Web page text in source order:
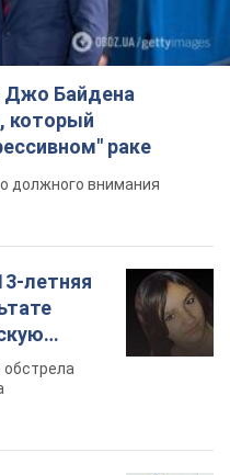
Джо Байдена
который
раке
должного внимания
летняя
обстрела